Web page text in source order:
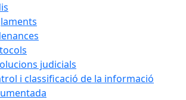
judicials
i classificació de la informació